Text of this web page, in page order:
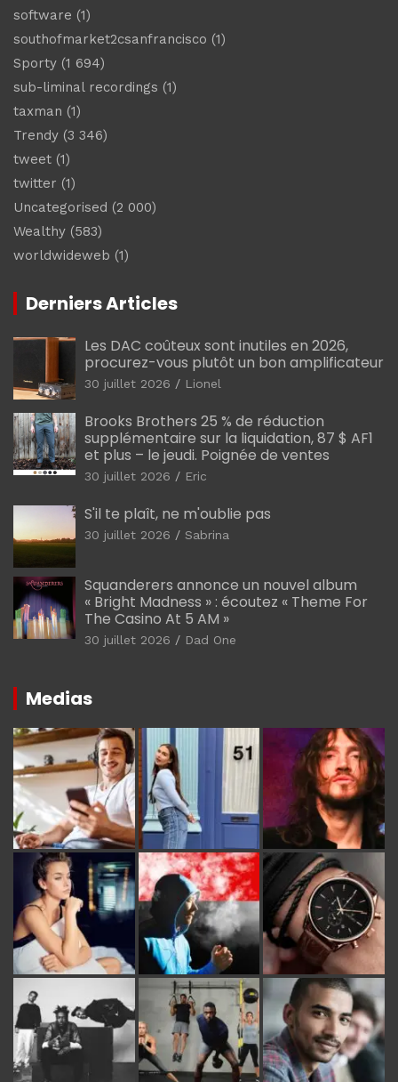
software (1)
southofmarket2csanfrancisco (1)
Sporty (1 694)
sub-liminal recordings (1)
taxman (1)
Trendy (3 346)
tweet (1)
twitter (1)
Uncategorised (2 000)
Wealthy (583)
worldwideweb (1)
Derniers Articles
Les DAC coûteux sont inutiles en 2026,
procurez-vous plutôt un bon amplificateur
30 juillet 2026 Lionel
Brooks Brothers 25 % de réduction
supplémentaire sur la liquidation, 87 $ AF1
et plus – le jeudi. Poignée de ventes
30 juillet 2026 Eric
S'il te plaît, ne m'oublie pas
30 juillet 2026 Sabrina
Squanderers annonce un nouvel album
« Bright Madness » : écoutez « Theme For
The Casino At 5 AM »
30 juillet 2026 Dad One
Medias